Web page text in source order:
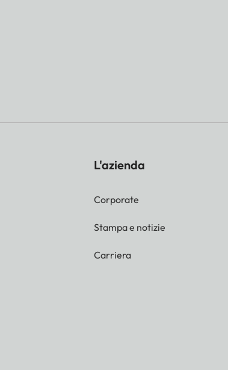
L'azienda
Corporate
Stampa e notizie
Carriera